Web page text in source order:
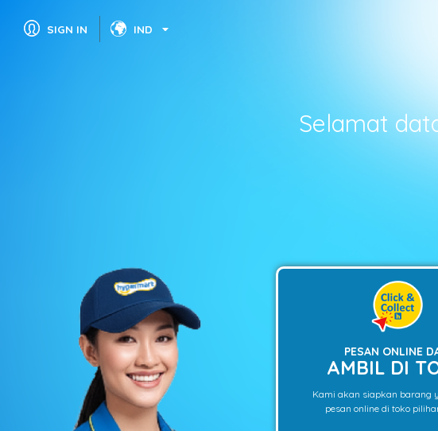
SIGN IN IND
Selamat
PESAN ONLINE
AMBIL DI
Kami akan siapkan barang
pesan online di toko